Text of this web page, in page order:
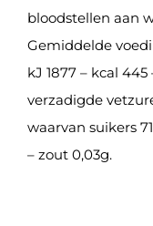
bloodstellen aan
Gemiddelde
kJ 1877 – kcal 445
verzadigde
waarvan suikers
– zout 0,03g.